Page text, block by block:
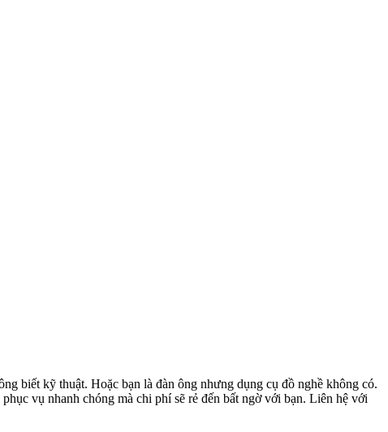
biết kỹ thuật. Hoặc bạn là đàn ông nhưng dụng cụ đồ nghề không có.
vụ nhanh chóng mà chi phí sẽ rẻ đến bất ngờ với bạn. Liên hệ với